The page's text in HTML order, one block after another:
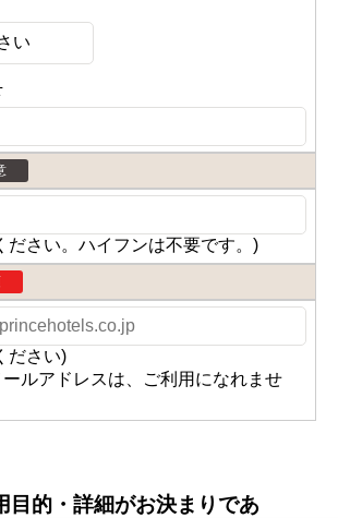
ださい。ハイフンは不要です。)
ださい)
ルアドレスは、ご利用になれませ
目的・詳細がお決まりであ